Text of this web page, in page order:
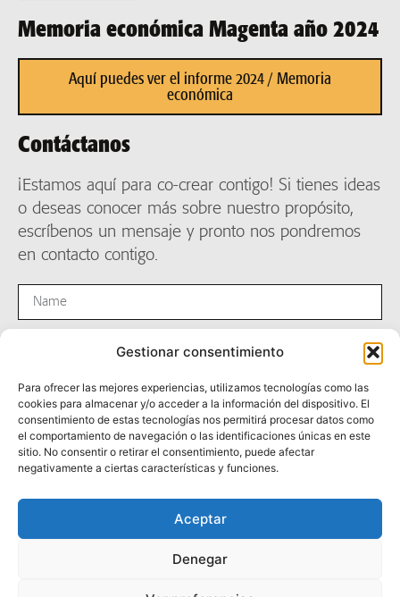
Gestionar consentimiento
Para ofrecer las mejores experiencias, utilizamos tecnologías como las
cookies para almacenar y/o acceder a la información del dispositivo. El
consentimiento de estas tecnologías nos permitirá procesar datos como
el comportamiento de navegación o las identificaciones únicas en este
sitio. No consentir o retirar el consentimiento, puede afectar
negativamente a ciertas características y funciones.
Aceptar
Denegar
Memoria económica Magenta año 2024
Aquí puedes ver el informe 2024 / Memoria
económica
Contáctanos
¡Estamos aquí para co-crear contigo! Si tienes ideas
o deseas conocer más sobre nuestro propósito,
escríbenos un mensaje y pronto nos pondremos
en contacto contigo.